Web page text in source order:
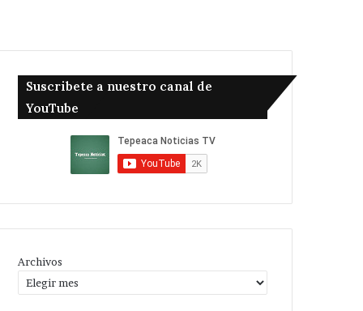
Suscribete a nuestro canal de
YouTube
Archivos